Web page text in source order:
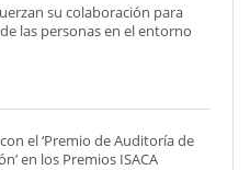
su colaboración para
las personas en el entorno
el ‘Premio de Auditoría de
en los Premios ISACA